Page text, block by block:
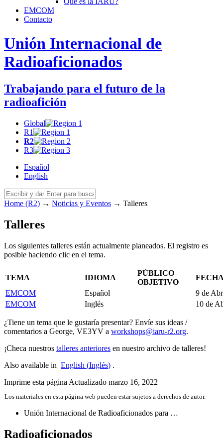
EMCOM
Contacto
Unión Internacional de
Radioaficionados
Trabajando para el futuro de la
radioafición
Global
R1
R2
R3
Español
English
Home (R2) → Noticias y Eventos → Talleres
Talleres
Los siguientes talleres están actualmente planeados. El registro es
posible haciendo clic en el tema.
TEMA IDIOMA
PÚBLICO
OBJETIVO
EMCOM
Español
9 de
EMCOM
Inglés 10 de
¿Tiene un tema que le gustaría presentar? Envíe sus ideas /
comentarios a George, VE3YV a workshops@​iaru-​r2.​org.
¡Checa nuestros talleres anteriores en nuestro archivo de talleres!
Also available in English (Inglés) .
Imprime esta página Actualizado marzo 16, 2022
Los materiales en esta página web pueden estar sujetos a derechos de autor.
Unión Internacional de Radioaficionados para …
Radioaficionados